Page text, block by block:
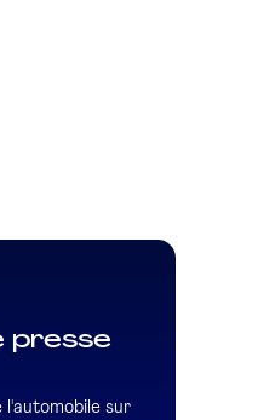
presse
l'automobile sur